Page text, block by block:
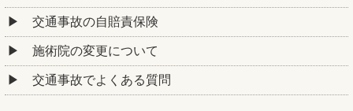
交通事故の自賠責保険
施術院の変更について
交通事故でよくある質問